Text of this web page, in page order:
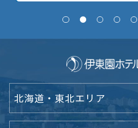
北海道・東北エリア